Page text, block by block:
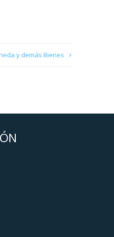
y demás Bienes